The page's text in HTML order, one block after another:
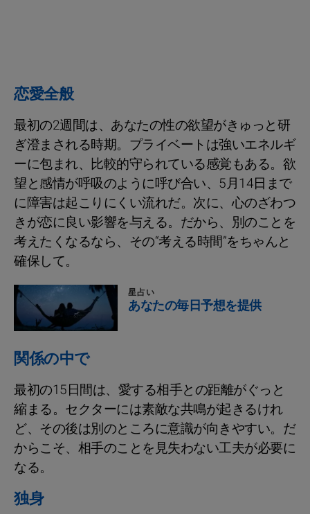
恋愛全般
最初の2週間は、あなたの性の欲望がきゅっと研
ぎ澄まされる時期。プライベートは強いエネルギ
ーに包まれ、比較的守られている感覚もある。欲
望と感情が呼吸のように呼び合い、5月14日まで
に障害は起こりにくい流れだ。次に、心のざわつ
きが恋に良い影響を与える。だから、別のことを
考えたくなるなら、その“考える時間”をちゃんと
確保して。
星占い
あなたの毎日予想を提供
関係の中で
最初の15日間は、愛する相手との距離がぐっと
縮まる。セクターには素敵な共鳴が起きるけれ
ど、その後は別のところに意識が向きやすい。だ
からこそ、相手のことを見失わない工夫が必要に
なる。
独身